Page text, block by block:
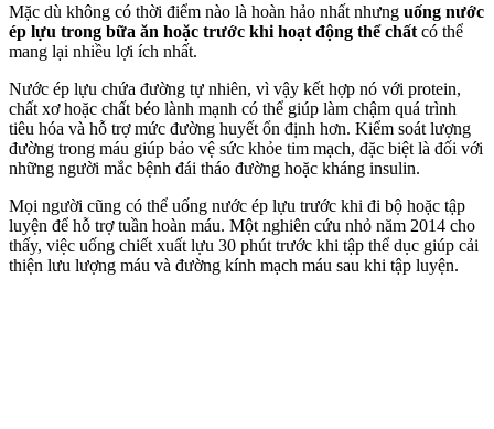
Mặc dù không có thời điểm nào là hoàn hảo nhất nhưng uống nước
ép lựu trong bữa ăn hoặc trước khi hoạt động thể chất có thể
mang lại nhiều lợi ích nhất.
Nước ép lựu chứa đường tự nhiên, vì vậy kết hợp nó với protein,
chất xơ hoặc chất béo lành mạnh có thể giúp làm chậm quá trình
tiêu hóa và hỗ trợ mức đường huyết ổn định hơn. Kiểm soát lượng
đường trong máu giúp bảo vệ sức khỏe tim mạch, đặc biệt là đối với
những người mắc bệnh đái tháo đường hoặc kháng insulin.
Mọi người cũng có thể uống nước ép lựu trước khi đi bộ hoặc tập
luyện để hỗ trợ tuần hoàn máu. Một nghiên cứu nhỏ năm 2014 cho
thấy, việc uống chiết xuất lựu 30 phút trước khi tập thể dục giúp cải
thiện lưu lượng máu và đường kính mạch máu sau khi tập luyện.